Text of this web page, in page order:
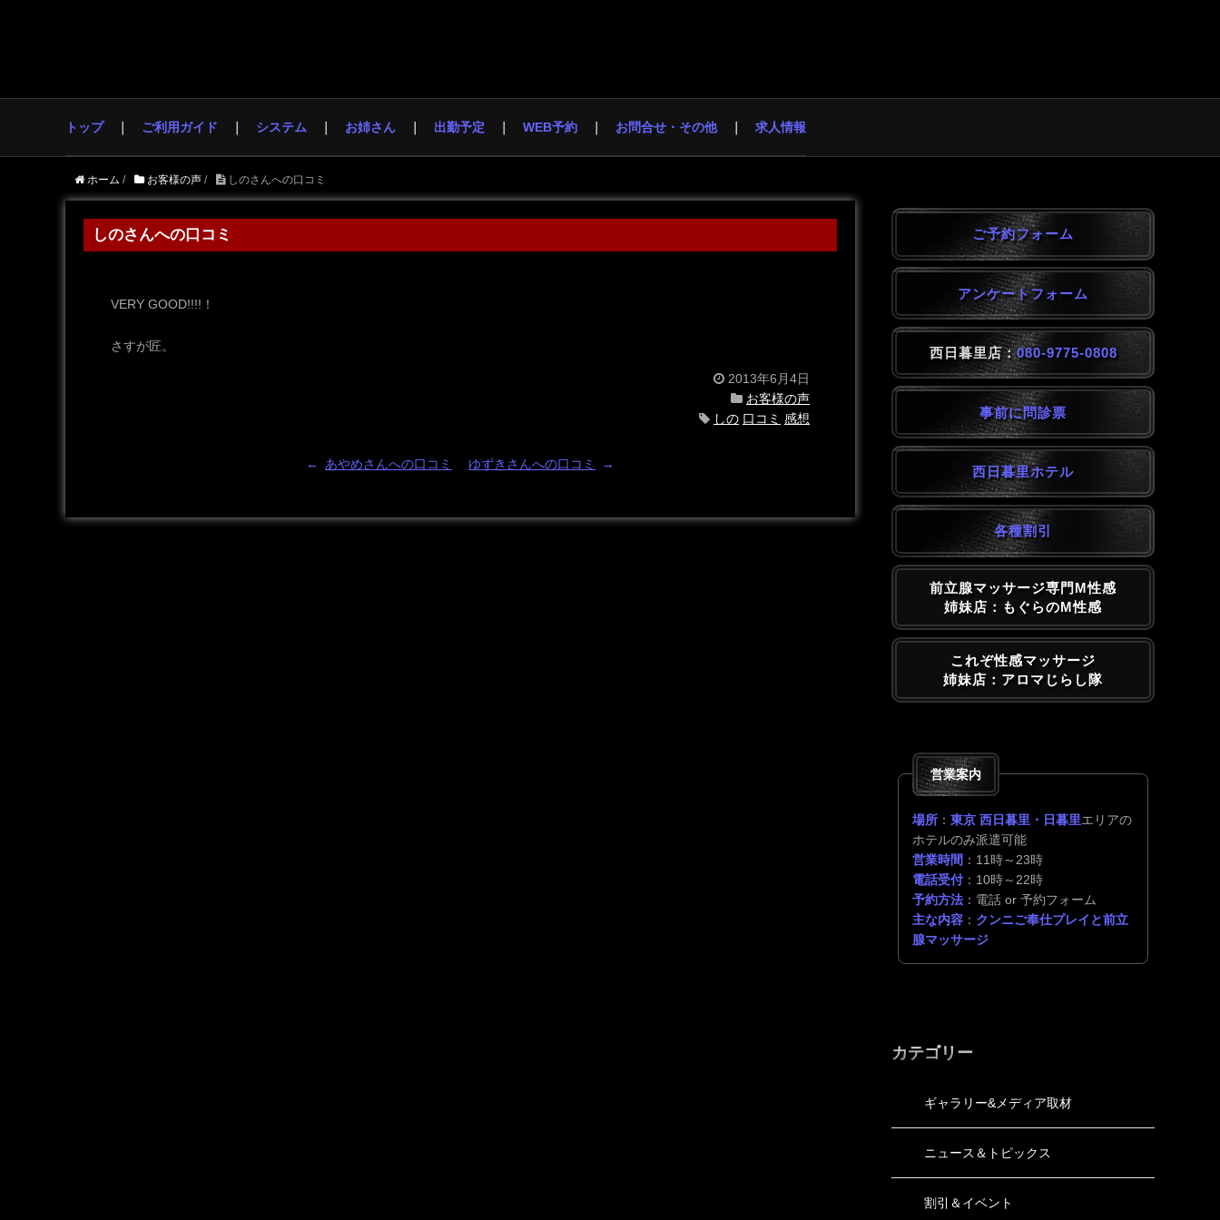
トップ ご利用ガイド システム お姉さん 出勤予定 WEB予約 お問合せ・その他 求人情報
ホーム / お客様の声 / しのさんへの口コミ
しのさんへの口コミ
VERY GOOD!!!!！
さすが匠。
2013年6月4日
お客様の声
しの 口コミ 感想
← あやめさんへの口コミ ゆずきさんへの口コミ →
ご予約フォーム
アンケートフォーム
西日暮里店：080-9775-0808
事前に問診票
西日暮里ホテル
各種割引
前立腺マッサージ専門M性感
姉妹店：もぐらのM性感
これぞ性感マッサージ
姉妹店：アロマじらし隊
営業案内
場所 ： 東京 西日暮里・日暮里エリアの
ホテルのみ派遣可能
営業時間 ：11時～23時
電話受付：10時～22時
予約方法 ：電話 or 予約フォーム
主な内容 ： クンニご奉仕プレイと前立
腺マッサージ
カテゴリー
ギャラリー&メディア取材
ニュース＆トピックス
割引＆イベント